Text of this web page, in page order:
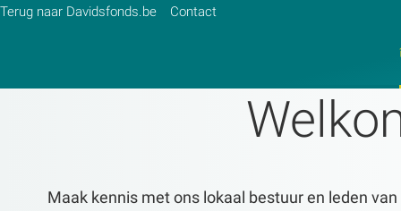
Terug naar Davidsfonds.be Contact
Maak kennis met ons lokaal bestuur en leden
Zoeken